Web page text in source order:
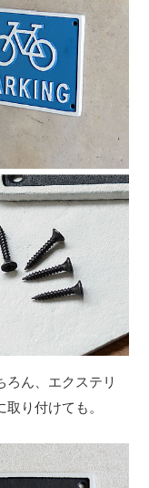
ろん、エクステリ
り付けても。